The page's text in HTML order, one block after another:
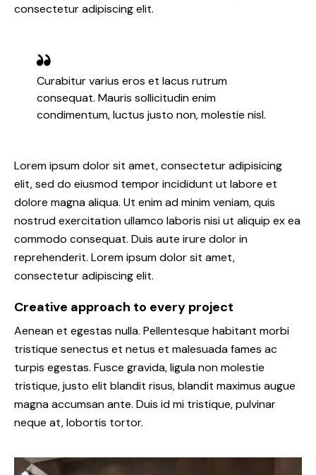
consectetur adipiscing elit.
Curabitur varius eros et lacus rutrum
consequat. Mauris sollicitudin enim
condimentum, luctus justo non, molestie nisl.
Lorem ipsum dolor sit amet, consectetur adipisicing
elit, sed do eiusmod tempor incididunt ut labore et
dolore magna aliqua. Ut enim ad minim veniam, quis
nostrud exercitation ullamco laboris nisi ut aliquip ex ea
commodo consequat. Duis aute irure dolor in
reprehenderit. Lorem ipsum dolor sit amet,
consectetur adipiscing elit.
Creative approach to every project
Aenean et egestas nulla. Pellentesque habitant morbi
tristique senectus et netus et malesuada fames ac
turpis egestas. Fusce gravida, ligula non molestie
tristique, justo elit blandit risus, blandit maximus augue
magna accumsan ante. Duis id mi tristique, pulvinar
neque at, lobortis tortor.